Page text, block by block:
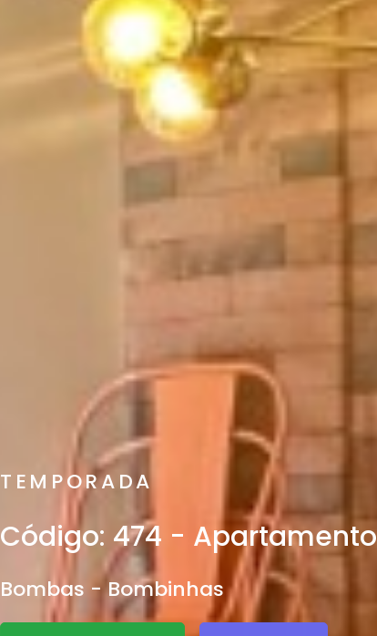
TEMPORADA
Código: 474 - Apartamento
Bombas - Bombinhas